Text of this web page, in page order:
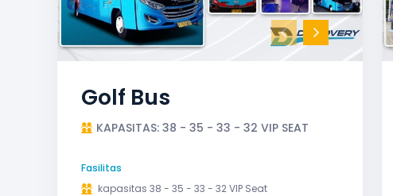
Golf Bus
KAPASITAS: 38 - 35 - 33 - 32 VIP SEAT
Fasilitas
kapasitas 38 - 35 - 33 - 32 VIP Seat